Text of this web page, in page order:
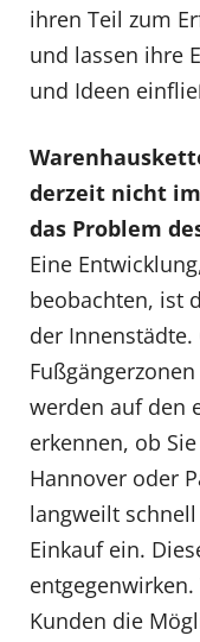
ihren Teil zum
und lassen ihre
und Ideen
derzeit nicht
das Problem
Eine
beobachten, ist
der Innenstädte.
werden auf den
erkennen, ob
Hannover oder
langweilt
Einkauf ein.
Kunden die